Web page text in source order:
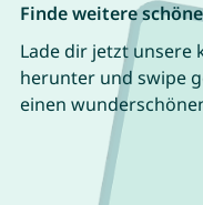
Finde weitere
Lade dir jetzt unsere
herunter und swipe
einen